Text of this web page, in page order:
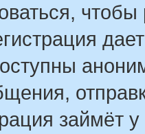
займёт